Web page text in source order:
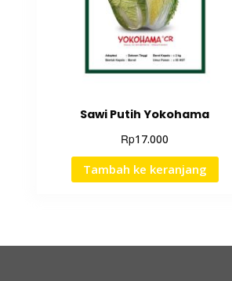
Sawi Putih Yokohama
Rp17.000
Tambah ke keranjang